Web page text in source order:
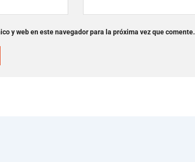
y web en este navegador para la próxima vez que comente.